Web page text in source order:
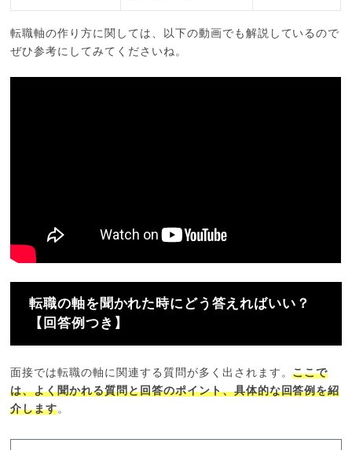
転職軸の作り方に関しては、以下の動画でも解説しているので
ぜひ参考にしてみてくださいね。
転職の軸を聞かれた時にどう答えればいい？
【回答例つき】
面接では転職の軸に関連する質問が多く出されます。ここで
は、よく聞かれる質問と回答のポイント、具体的な回答例を紹
介します。